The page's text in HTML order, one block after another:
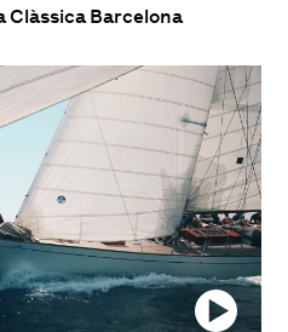
Clàssica Barcelona